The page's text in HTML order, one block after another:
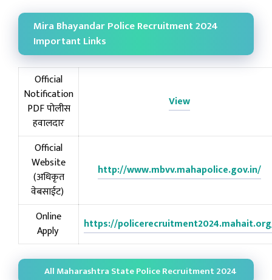
Mira Bhayandar Police Recruitment 2024
Important Links
Official
Notification
PDF पोलीस
हवालदार
View
Official
Website
(अधिकृत
वेबसाईट)
http://www.mbvv.mahapolice.gov.in/
Online
Apply
https://
All Maharashtra State Police Recruitment 2024